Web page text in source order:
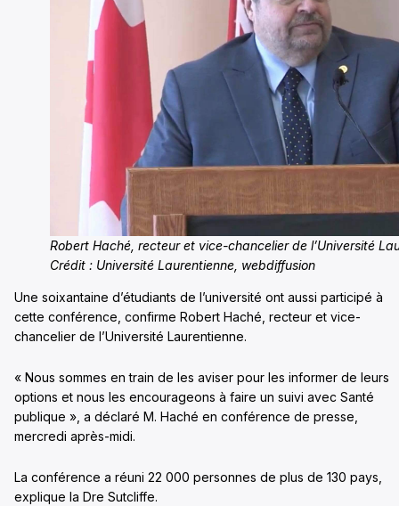
Robert Haché, recteur et vice-chancelier de l’Université
Crédit : Université Laurentienne, webdiffusion
Une soixantaine d’étudiants de l’université ont aussi participé à
cette conférence, confirme Robert Haché, recteur et vice-
chancelier de l’Université Laurentienne.
« Nous sommes en train de les aviser pour les informer de leurs
options et nous les encourageons à faire un suivi avec Santé
publique », a déclaré M. Haché en conférence de presse,
mercredi après-midi.
La conférence a réuni 22 000 personnes de plus de 130 pays,
explique la Dre Sutcliffe.